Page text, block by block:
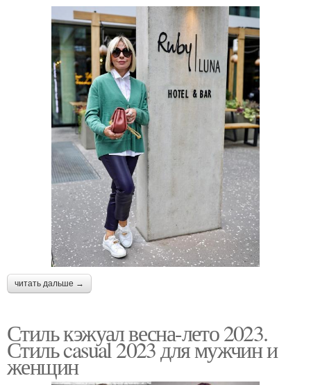
читать дальше →
Стиль кэжуал весна-лето 2023.
Стиль casual 2023 для мужчин и
женщин